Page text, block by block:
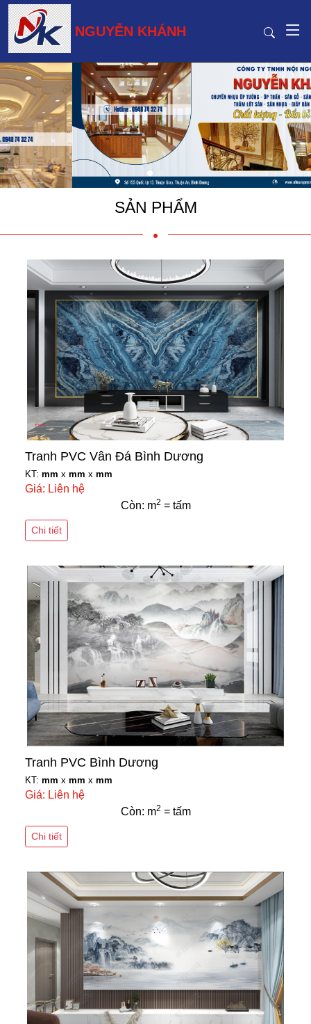
NGUYỄN KHÁNH
SẢN PHẨM
Tranh PVC Vân Đá Bình Dương
KT: mm x mm x mm
Giá: Liên hệ
Còn: m2 = tấm
Chi tiết
Tranh PVC Bình Dương
KT: mm x mm x mm
Giá: Liên hệ
Còn: m2 = tấm
Chi tiết